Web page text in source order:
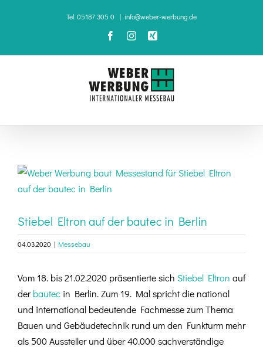
Tel. 05187 305 0 | info@weber-werbung.de
FacebookInstagram
Xing
Zeige
grösseres
Stiebel Eltron auf der bautec in Berlin
04.03.2020 | Messebau
Vom 18. bis 21.02.2020 präsentierte sich Stiebel Eltron auf
derbautec in Berlin. Zum 19. Mal spricht die national
und international bedeutende Fachmesse zum Thema
Bauen und Gebäudetechnik rund um den Funkturm mehr
als 500 Aussteller und über 40.000 sachverständige